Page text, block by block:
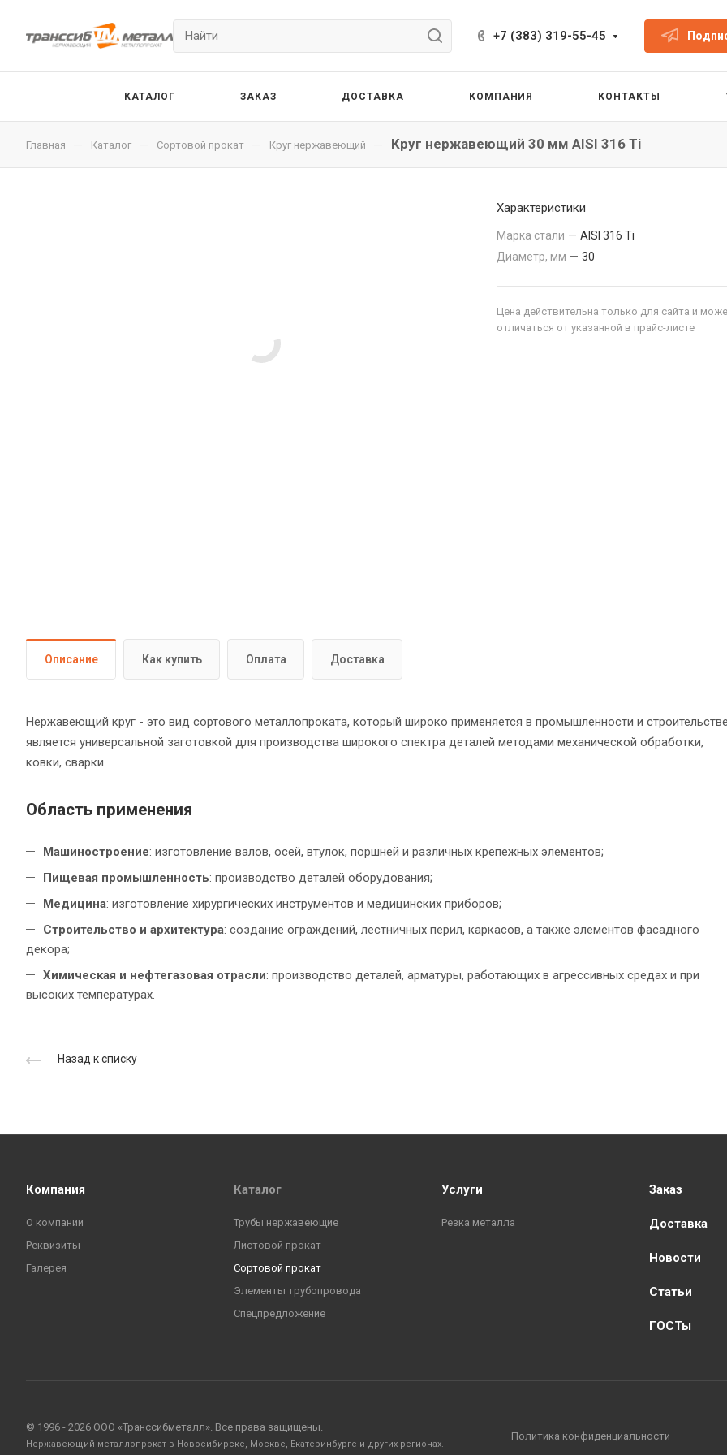
+7 (383) 319-55-45
КАТАЛОГ ЗАКАЗ ДОСТАВКА КОМПАНИЯ КОНТАКТЫ
Главная — Каталог — Сортовой прокат — Круг нержавеющий — Круг нержавеющий 30 мм AISI 316 Ti
Характеристики
Марка стали — AISI 316 Ti
Диаметр, мм — 30
Цена действительна только для сайта и
отличаться от указанной в прайс-листе
Описание Как купить Оплата Доставка
Нержавеющий круг - это вид сортового металлопроката, который широко применяется в промышленности и
является универсальной заготовкой для производства широкого спектра деталей методами механической обработки,
ковки, сварки.
Область применения
Машиностроение: изготовление валов, осей, втулок, поршней и различных крепежных элементов;
Пищевая промышленность: производство деталей оборудования;
Медицина: изготовление хирургических инструментов и медицинских приборов;
Строительство и архитектура: создание ограждений, лестничных перил, каркасов, а также элементов фасадного
декора;
Химическая и нефтегазовая отрасли: производство деталей, арматуры, работающих в агрессивных средах и при
высоких температурах.
Назад к списку
Компания
О компании
Реквизиты
Галерея
Каталог
Трубы нержавеющие
Листовой прокат
Сортовой прокат
Элементы трубопровода
Спецпредложение
Услуги
Резка металла
Заказ
Доставка
Новости
Статьи
ГОСТы
© 1996 - 2026 ООО «Транссибметалл». Все права защищены.
Нержавеющий металлопрокат в Новосибирске, Москве, Екатеринбурге и других регионах.
Политика конфиденциальности